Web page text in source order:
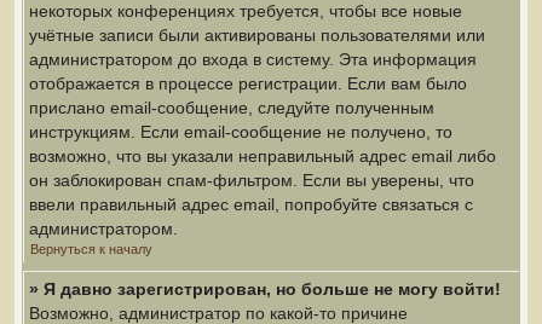
некоторых конференциях требуется, чтобы все новые
учётные записи были активированы пользователями или
администратором до входа в систему. Эта информация
отображается в процессе регистрации. Если вам было
прислано email-сообщение, следуйте полученным
инструкциям. Если email-сообщение не получено, то
возможно, что вы указали неправильный адрес email либо
он заблокирован спам-фильтром. Если вы уверены, что
ввели правильный адрес email, попробуйте связаться с
администратором.
Вернуться к началу
» Я давно зарегистрирован, но больше не могу войти!
Возможно, администратор по какой-то причине